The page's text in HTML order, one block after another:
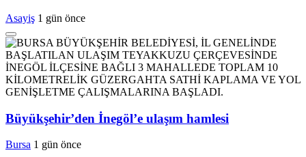
Asayiş 1 gün önce
Büyükşehir’den İnegöl’e ulaşım hamlesi
Bursa 1 gün önce